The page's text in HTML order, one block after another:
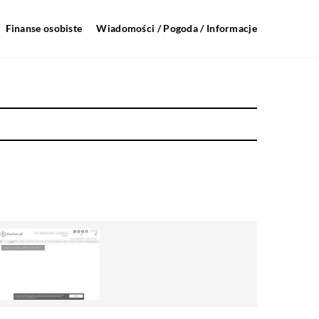
Finanse osobiste Wiadomości / Pogoda / Informacje